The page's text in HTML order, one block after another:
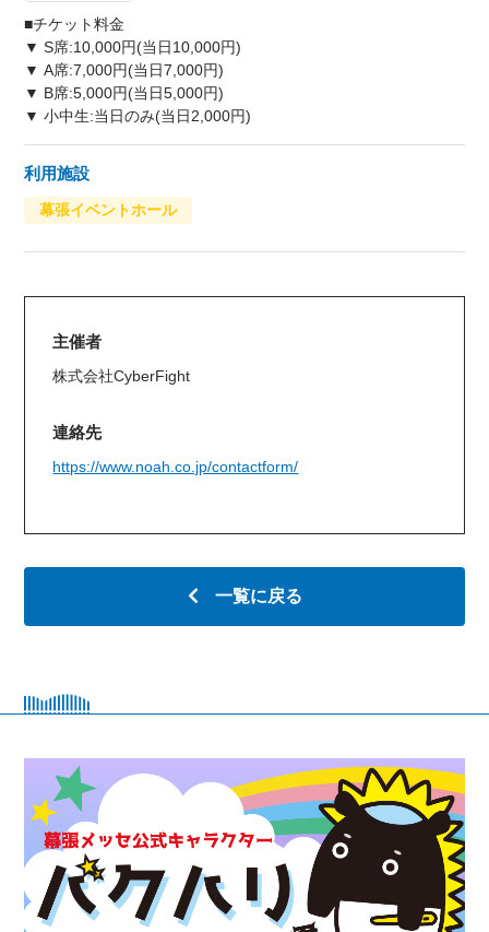
■チケット料金
▼ S席:10,000円(当日10,000円)
▼ A席:7,000円(当日7,000円)
▼ B席:5,000円(当日5,000円)
▼ 小中生:当日のみ(当日2,000円)
利用施設
幕張イベントホール
主催者
株式会社CyberFight
連絡先
https://www.noah.co.jp/contactform/
一覧に戻る